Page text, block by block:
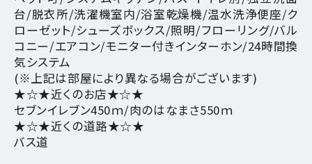
台/脱衣所/洗濯機室内/浴室乾燥機/温水洗浄便座/ク
ローゼット/シューズボックス/照明/フローリング/バル
コニー/エアコン/モニター付きインターホン/24時間換
気システム
(※上記は部屋により異なる場合がございます)
★☆★近くのお店★☆★
セブンイレブン450ｍ/肉のはなまさ550ｍ
★☆★近くの道路★☆★
バス道